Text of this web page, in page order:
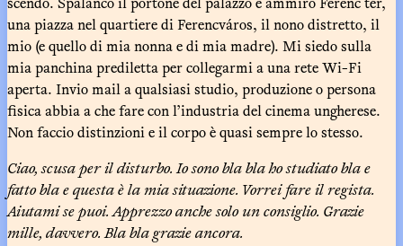
una piazza nel quartiere di Ferencváros, il nono distretto, il
mio (e quello di mia nonna e di mia madre). Mi siedo sulla
mia panchina prediletta per collegarmi a una rete Wi-Fi
aperta. Invio mail a qualsiasi studio, produzione o persona
fisica abbia a che fare con l’industria del cinema ungherese.
Non faccio distinzioni e il corpo è quasi sempre lo stesso.
Ciao, scusa per il disturbo. Io sono bla bla ho studiato bla e
fatto bla e questa è la mia situazione. Vorrei fare il regista.
Aiutami se puoi. Apprezzo anche solo un consiglio. Grazie
mille, davvero. Bla bla grazie ancora.